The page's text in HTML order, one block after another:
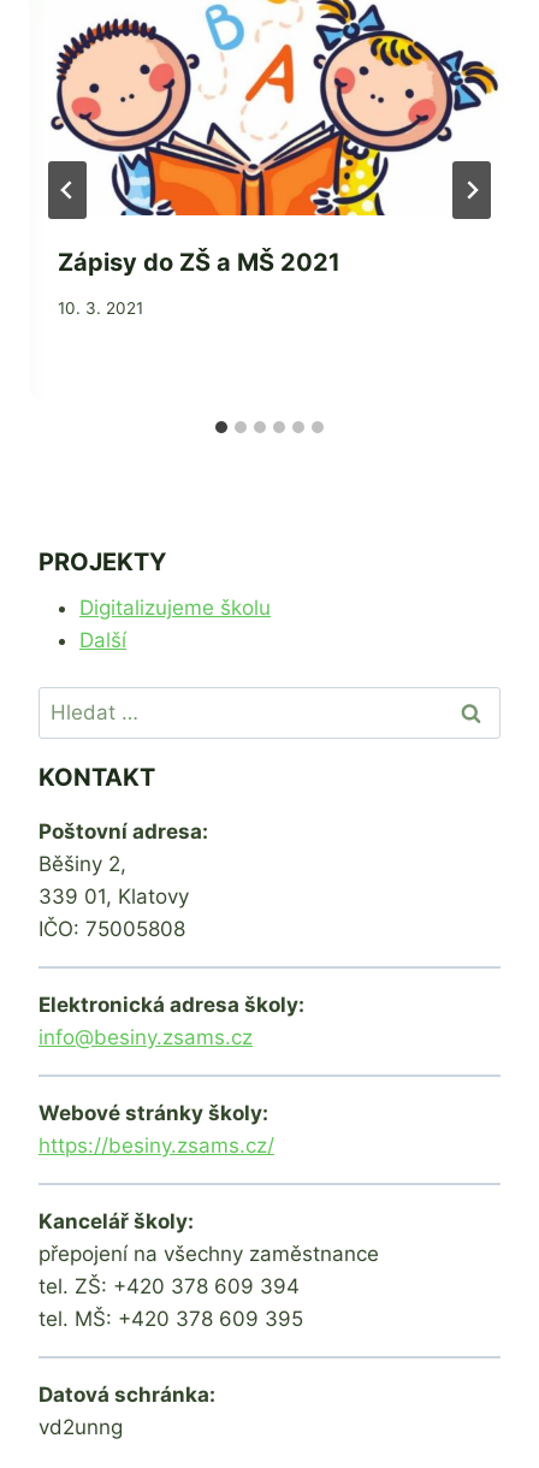
Zápisy do ZŠ a MŠ 2021
Od
10. 3. 2021
PROJEKTY
Digitalizujeme školu
Další
Vyhledávání
KONTAKT
Poštovní adresa:
Běšiny 2,
339 01, Klatovy
IČO: 75005808
Elektronická adresa školy:
info@besiny.zsams.cz
Webové stránky školy:
https://besiny.zsams.cz/
Kancelář školy:
přepojení na všechny zaměstnance
tel. ZŠ: +420 378 609 394
tel. MŠ: +420 378 609 395
Datová schránka:
vd2unng